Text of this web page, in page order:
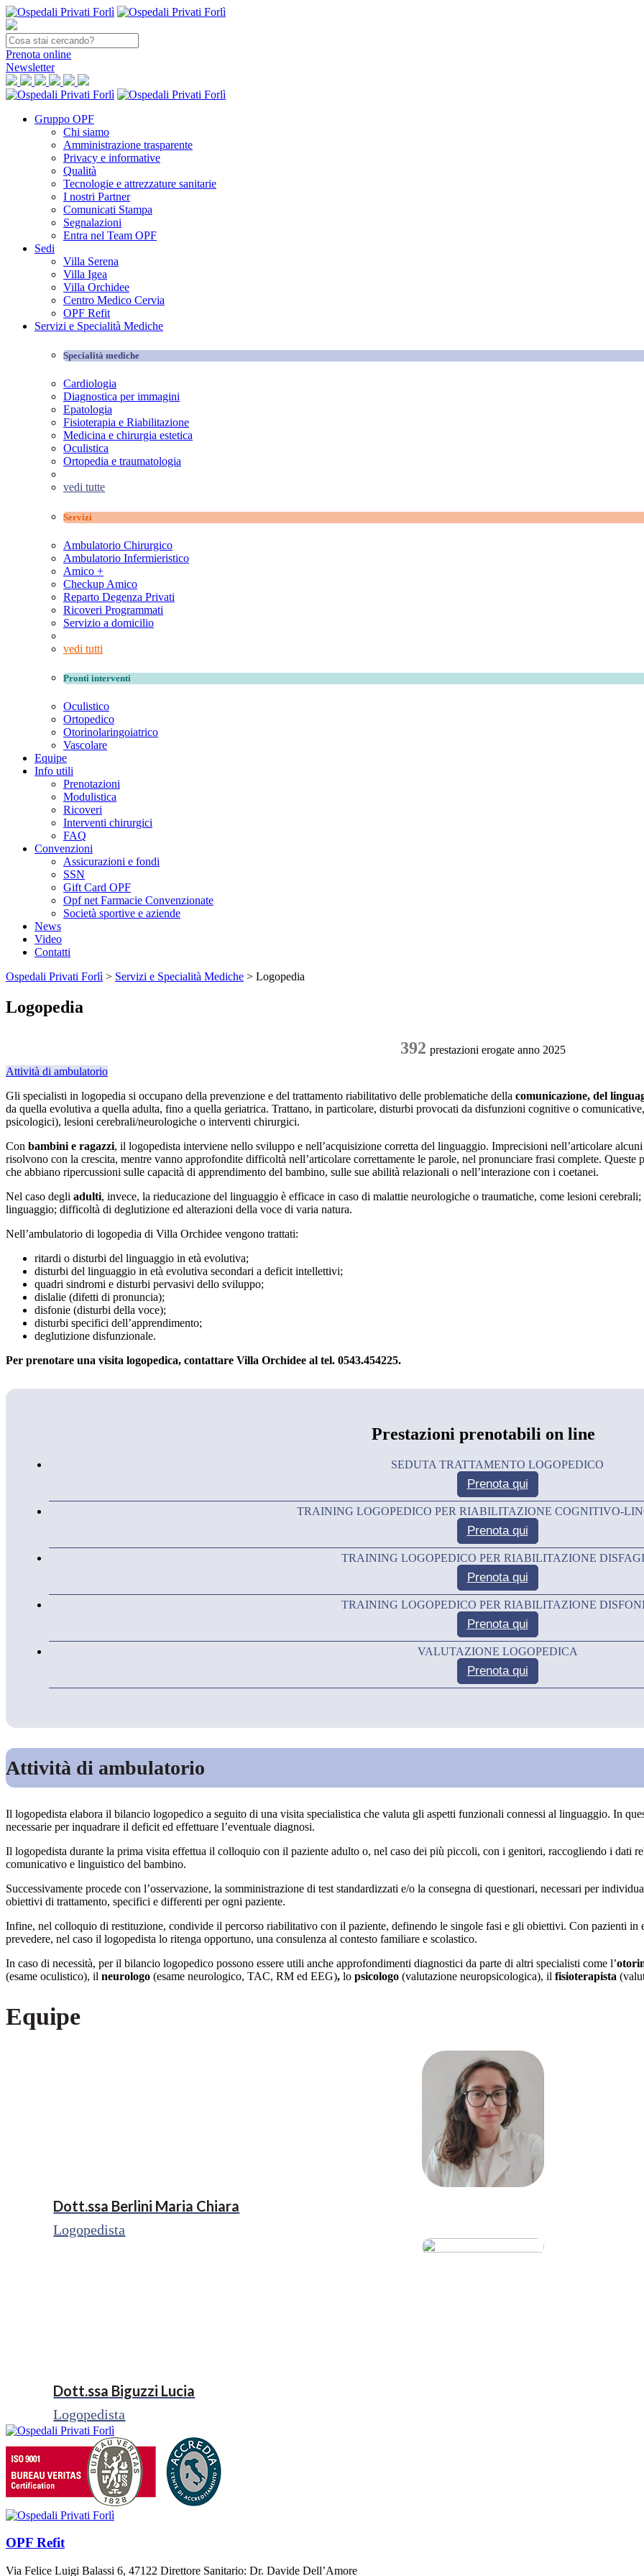
Prenota online
Newsletter
Gruppo OPF
Chi siamo
Amministrazione trasparente
Privacy e informative
Qualità
Tecnologie e attrezzature sanitarie
I nostri Partner
Comunicati Stampa
Segnalazioni
Entra nel Team OPF
Sedi
Villa Serena
Villa Igea
Villa Orchidee
Centro Medico Cervia
OPF Refit
Servizi e Specialità Mediche
Specialità mediche
Cardiologia
Diagnostica per immagini
Epatologia
Fisioterapia e Riabilitazione
Medicina e chirurgia estetica
Oculistica
Ortopedia e traumatologia
vedi tutte
Servizi
Ambulatorio Chirurgico
Ambulatorio Infermieristico
Amico +
Checkup Amico
Reparto Degenza Privati
Ricoveri Programmati
Servizio a domicilio
vedi tutti
Pronti interventi
Oculistico
Ortopedico
Otorinolaringoiatrico
Vascolare
Equipe
Info utili
Prenotazioni
Modulistica
Ricoveri
Interventi chirurgici
FAQ
Convenzioni
Assicurazioni e fondi
SSN
Gift Card OPF
Opf net Farmacie Convenzionate
Società sportive e aziende
News
Video
Contatti
Ospedali Privati Forlì > Servizi e Specialità Mediche > Logopedia
Logopedia
392 prestazioni erogate anno 2025
Attività di ambulatorio
Gli specialisti in logopedia si occupano della prevenzione e del trattamento riabilitativo delle problematiche della comunicazione, del
da quella evolutiva a quella adulta, fino a quella geriatrica. Trattano, in particolare, disturbi provocati da disfunzioni cognitive o
psicologici), lesioni cerebrali/neurologiche o interventi chirurgici.
Con bambini e ragazzi, il logopedista interviene nello sviluppo e nell’acquisizione corretta del linguaggio. Imprecisioni nell’articolare
risolvono con la crescita, mentre vanno approfondite difficoltà nell’articolare correttamente le parole, nel pronunciare frasi complete. Queste
che abbiano ripercussioni sulle capacità di apprendimento del bambino, sulle sue abilità relazionali o nell’interazione con i coetanei.
Nel caso degli adulti, invece, la rieducazione del linguaggio è efficace in caso di malattie neurologiche o traumatiche, come lesioni
linguaggio; difficoltà di deglutizione ed alterazioni della voce di varia natura.
Nell’ambulatorio di logopedia di Villa Orchidee vengono trattati:
ritardi o disturbi del linguaggio in età evolutiva;
disturbi del linguaggio in età evolutiva secondari a deficit intellettivi;
quadri sindromi e disturbi pervasivi dello sviluppo;
dislalie (difetti di pronuncia);
disfonie (disturbi della voce);
disturbi specifici dell’apprendimento;
deglutizione disfunzionale.
Per prenotare una visita logopedica, contattare Villa Orchidee al tel. 0543.454225.
Prestazioni prenotabili on line
SEDUTA TRATTAMENTO LOGOPEDICO
Prenota qui
TRAINING LOGOPEDICO PER RIABILITAZIONE COGNITIVO-
Prenota qui
TRAINING LOGOPEDICO PER RIABILITAZIONE
Prenota qui
TRAINING LOGOPEDICO PER RIABILITAZIONE
Prenota qui
VALUTAZIONE LOGOPEDICA
Prenota qui
Attività di ambulatorio
Il logopedista elabora il bilancio logopedico a seguito di una visita specialistica che valuta gli aspetti funzionali connessi al linguaggio. In
necessarie per inquadrare il deficit ed effettuare l’eventuale diagnosi.
Il logopedista durante la prima visita effettua il colloquio con il paziente adulto o, nel caso dei più piccoli, con i genitori, raccogliendo i dati
comunicativo e linguistico del bambino.
Successivamente procede con l’osservazione, la somministrazione di test standardizzati e/o la consegna di questionari, necessari per
obiettivi di trattamento, specifici e differenti per ogni paziente.
Infine, nel colloquio di restituzione, condivide il percorso riabilitativo con il paziente, definendo le singole fasi e gli obiettivi. Con pazienti
prevedere, nel caso il logopedista lo ritenga opportuno, una consulenza al contesto familiare e scolastico.
In caso di necessità, per il bilancio logopedico possono essere utili anche approfondimenti diagnostici da parte di altri specialisti come l’
(esame oculistico), il neurologo (esame neurologico, TAC, RM ed EEG), lo psicologo (valutazione neuropsicologica), il fisioterapista
Equipe
Dott.ssa Berlini Maria Chiara
Logopedista
Dott.ssa Biguzzi Lucia
Logopedista
OPF Refit
Via Felice Luigi Balassi 6, 47122 Direttore Sanitario: Dr. Davide Dell’Amore